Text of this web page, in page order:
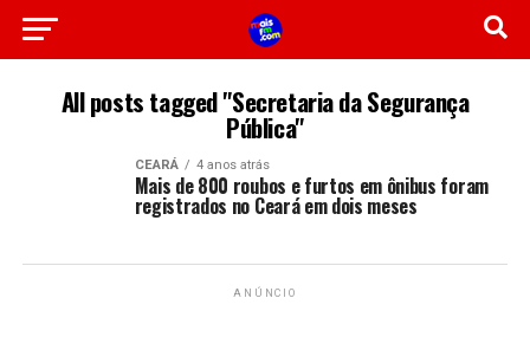
All posts tagged "Secretaria da Segurança
Pública"
CEARÁ 4 anos atrás
Mais de 800 roubos e furtos em ônibus foram
registrados no Ceará em dois meses
ANÚNCIO